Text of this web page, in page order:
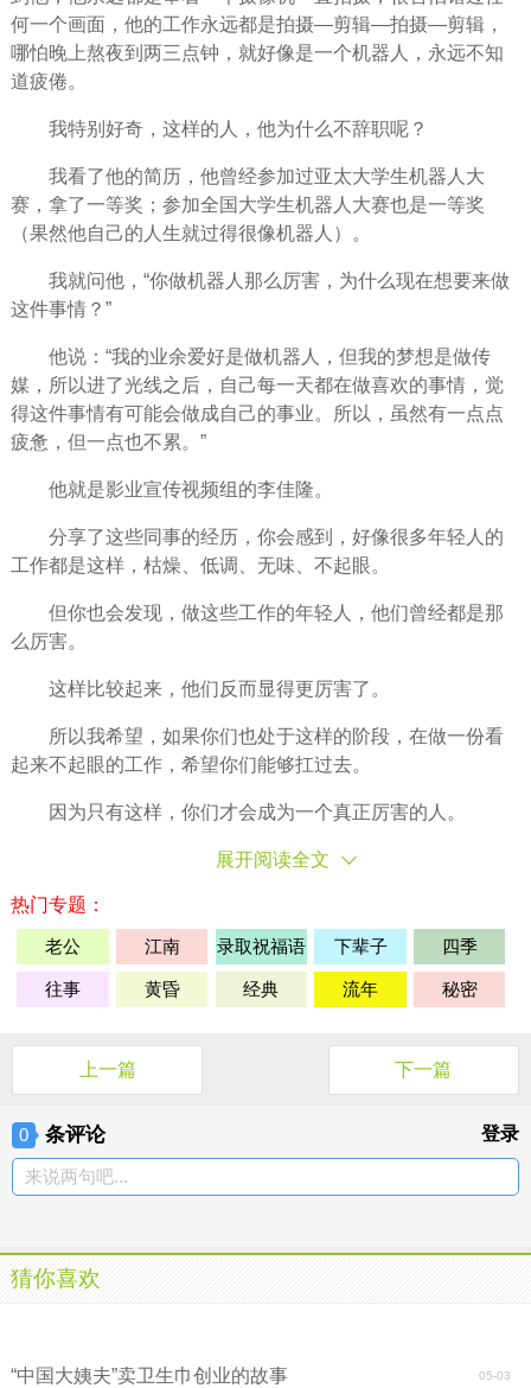
何一个画面，他的工作永远都是拍摄—剪辑—拍摄—剪辑，
哪怕晚上熬夜到两三点钟，就好像是一个机器人，永远不知
道疲倦。
我特别好奇，这样的人，他为什么不辞职呢？
我看了他的简历，他曾经参加过亚太大学生机器人大
赛，拿了一等奖；参加全国大学生机器人大赛也是一等奖
（果然他自己的 人生就过得很像机器人）。
我就问他，“你做机器人那么厉害，为什么现在想要来做
这件事情？”
他说：“我的业余爱好是做机器人，但我的梦想是做传
媒，所以进了光线之后，自己每一天都在做喜欢的事情，觉
得这件事情有可能会做成自己的事业。所以，虽然有一点点
疲惫，但一点也不累。”
他就是影业宣传视频组的李佳隆。
分享了这些同事的经历，你会感到，好像很多年轻人的
工作都是这样，枯燥、低调、无味、不起眼。
但你也会发现，做这些工作的年轻人，他们曾经都是那
么厉害。
这样比较起来，他们反而显得更厉害了。
所以我希望，如果你们也处于这样的阶段，在做一份看
起来不起眼的工作，希望你们能够扛过去。
因为只有这样，你们才会成为一个真正厉害的人。
展开阅读全文
热门专题：
老公 江南 录取祝福语 下辈子 四季
往事 黄昏 经典 流年 秘密
上一篇 下一篇
0 条评论 登录
来说两句吧...
猜你喜欢
05-03
“中国大姨夫”卖卫生巾创业的故事